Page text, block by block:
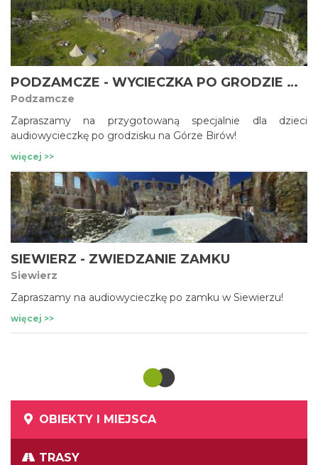
PODZAMCZE - WYCIECZKA PO GRODZIE NA GÓRZE BIRÓW - DLA DZIECI
Podzamcze
Zapraszamy na przygotowaną specjalnie dla dzieci
audiowycieczkę po grodzisku na Górze Birów!
więcej >>
SIEWIERZ - ZWIEDZANIE ZAMKU
Siewierz
Zapraszamy na audiowycieczkę po zamku w Siewierzu!
więcej >>
OBIEKTY I MIEJSCA
TRASY